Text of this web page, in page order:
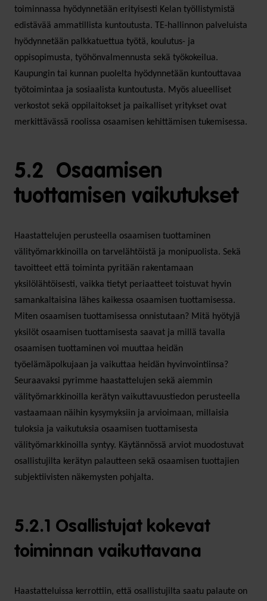
toiminnassa hyödynnetään erityisesti Kelan työllistymistä
edistävää ammatillista kuntoutusta. TE-hallinnon palveluista
hyödynnetään palkkatuettua työtä, koulutus- ja
oppisopimusta, työhönvalmennusta sekä työkokeilua.
Kaupungin tai kunnan puolelta hyödynnetään kuntouttavaa
työtoimintaa ja sosiaalista kuntoutusta. Myös alueelliset
verkostot sekä oppilaitokset ja paikalliset yritykset ovat
merkittävässä roolissa osaamisen kehittämisen tukemisessa.
5.2 Osaamisen
tuottamisen vaikutukset
Haastattelujen perusteella osaamisen tuottaminen
välityömarkkinoilla on tarvelähtöistä ja monipuolista. Sekä
tavoitteet että toiminta pyritään rakentamaan
yksilölähtöisesti, vaikka tietyt periaatteet toistuvat hyvin
samankaltaisina lähes kaikessa osaamisen tuottamisessa.
Miten osaamisen tuottamisessa onnistutaan? Mitä hyötyjä
yksilöt osaamisen tuottamisesta saavat ja millä tavalla
osaamisen tuottaminen voi muuttaa heidän
työelämäpolkujaan ja vaikuttaa heidän hyvinvointiinsa?
Seuraavaksi pyrimme haastattelujen sekä aiemmin
välityömarkkinoilla kerätyn vaikuttavuustiedon perusteella
vastaamaan näihin kysymyksiin ja arvioimaan, millaisia
tuloksia ja vaikutuksia osaamisen tuottamisesta
välityömarkkinoilla syntyy. Käytännössä arviot muodostuvat
osallistujilta kerätyn palautteen sekä osaamisen tuottajien
subjektiivisten näkemysten pohjalta.
5.2.1 Osallistujat kokevat
toiminnan vaikuttavana
Haastatteluissa kerrottiin, että osallistujilta saatu palaute on